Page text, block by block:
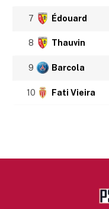
7 Édouard
8 Thauvin
9 Barcola
10 Fati Vieira